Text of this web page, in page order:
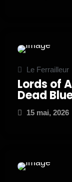
Le Ferrailleur
Lords of
Dead
15 mai, 2026